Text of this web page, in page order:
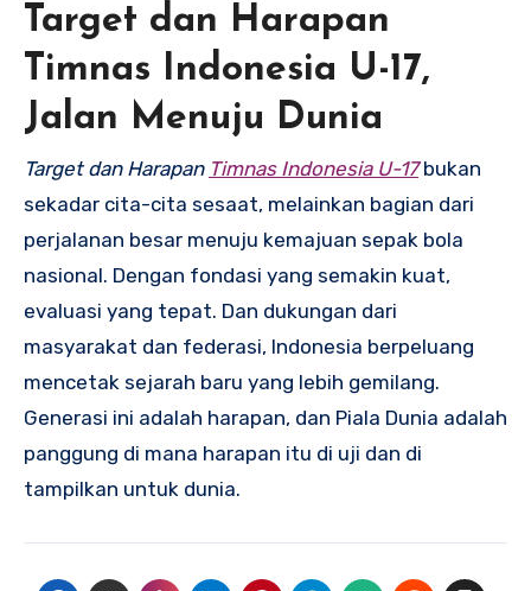
Target dan Harapan
Timnas Indonesia U-17,
Jalan Menuju Dunia
Target dan Harapan Timnas Indonesia U-17bukan
sekadar cita-cita sesaat, melainkan bagian dari
perjalanan besar menuju kemajuan sepak bola
nasional. Dengan fondasi yang semakin kuat,
evaluasi yang tepat. Dan dukungan dari
masyarakat dan federasi, Indonesia berpeluang
mencetak sejarah baru yang lebih gemilang.
Generasi ini adalah harapan, dan Piala Dunia adalah
panggung di mana harapan itu di uji dan di
tampilkan untuk dunia.